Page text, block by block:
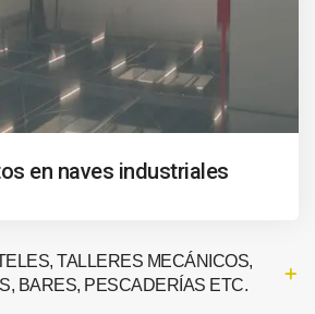
en naves industriales
TALLERES MECÁNICOS,
BARES, PESCADERÍAS ETC.